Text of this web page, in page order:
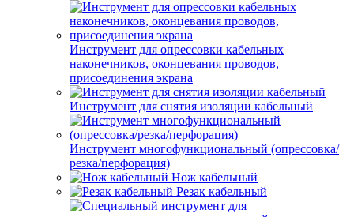
Инструмент для опрессовки кабельных
наконечников, оконцевания проводов,
присоединения экрана
Инструмент для снятия изоляции кабельный
Инструмент многофункциональный (опрессовка/
резка/перфорация)
Нож кабельный
Резак кабельный